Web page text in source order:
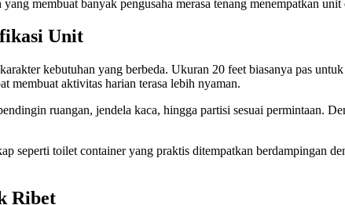
membuat banyak pengusaha merasa tenang menempatkan
Unit
kebutuhan yang berbeda. Ukuran 20 feet biasanya pas
membuat aktivitas harian terasa lebih nyaman.
ruangan, jendela kaca, hingga partisi sesuai permintaan.
seperti toilet container yang praktis ditempatkan
Ribet